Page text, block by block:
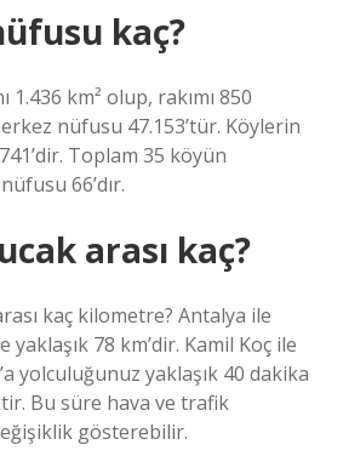
kaç?
1.436 km² olup, rakımı 850
nüfusu 47.153’tür. Köylerin
Toplam 35 köyün
66’dır.
arası kaç?
kaç kilometre? Antalya ile
yaklaşık 78 km’dir. Kamil Koç ile
yolculuğunuz yaklaşık 40 dakika
Bu süre hava ve trafik
gösterebilir.